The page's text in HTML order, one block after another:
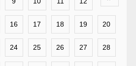
16 17 18 19 20
24 25 26 27 28